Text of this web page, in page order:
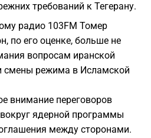
требований к Тегерану.
радио 103FM Томер
по его оценке, больше не
вопросам иранской
смены режима в Исламской
внимание переговоров
ядерной программы
между сторонами.